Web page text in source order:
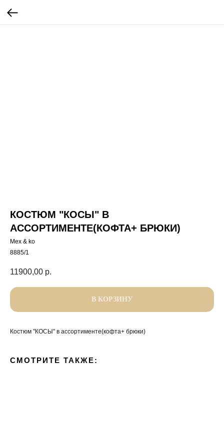
КОСТЮМ "КОСЫ" В
АССОРТИМЕНТЕ(КОФТА+ БРЮКИ)
Mex & ko
8885/1
11900,00 р.
В КОРЗИНУ
Костюм "КОСЫ" в ассортименте(кофта+ брюки)
СМОТРИТЕ ТАКЖЕ: